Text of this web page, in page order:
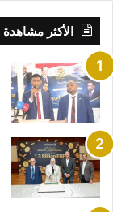
الأكثر مشاهدة